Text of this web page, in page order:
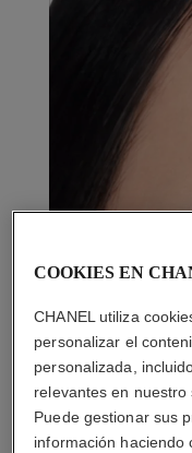
COOKIES EN
CHANEL utiliza
personalizar el
personalizada,
relevantes en nuestro
Puede gestionar sus
información haciendo